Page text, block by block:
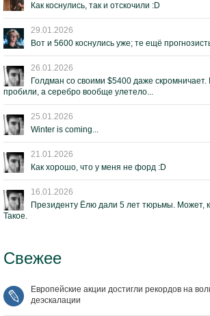
Как коснулись, так и отскочили :D
29.01.2026
Вот и 5600 коснулись уже; те ещё
26.01.2026
Голдман со своими $5400 даже
пробили, а серебро вообще улетело...
25.01.2026
Winter is coming...
21.01.2026
Как хорошо, что у меня не форд :D
16.01.2026
Президенту Ёлю дали 5 лет тюрьмы. Может,
Такое.
Свежее
Европейские акции достигли рекордов на
деэскалации